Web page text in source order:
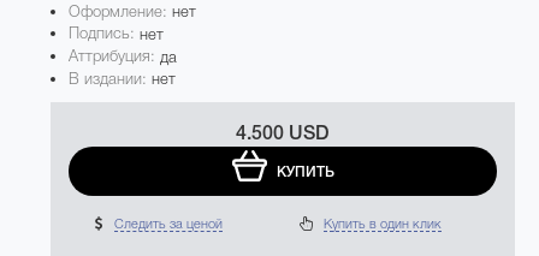
Оформление:нет
Подпись:нет
Аттрибуция: да
В издании:нет
4.500 USD
КУПИТЬ
Следить за ценой Купить в один клик